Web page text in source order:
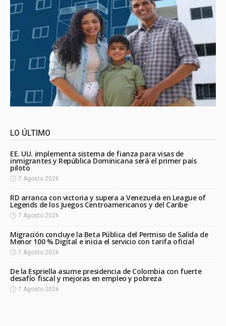
LO ÚLTIMO
EE. UU. implementa sistema de fianza para visas de
inmigrantes y República Dominicana será el primer país
piloto
7 Agosto 2026
RD arranca con victoria y supera a Venezuela en League of
Legends de los Juegos Centroamericanos y del Caribe
7 Agosto 2026
Migración concluye la Beta Pública del Permiso de Salida de
Menor 100 % Digital e inicia el servicio con tarifa oficial
7 Agosto 2026
De la Espriella asume presidencia de Colombia con fuerte
desafío fiscal y mejoras en empleo y pobreza
7 Agosto 2026